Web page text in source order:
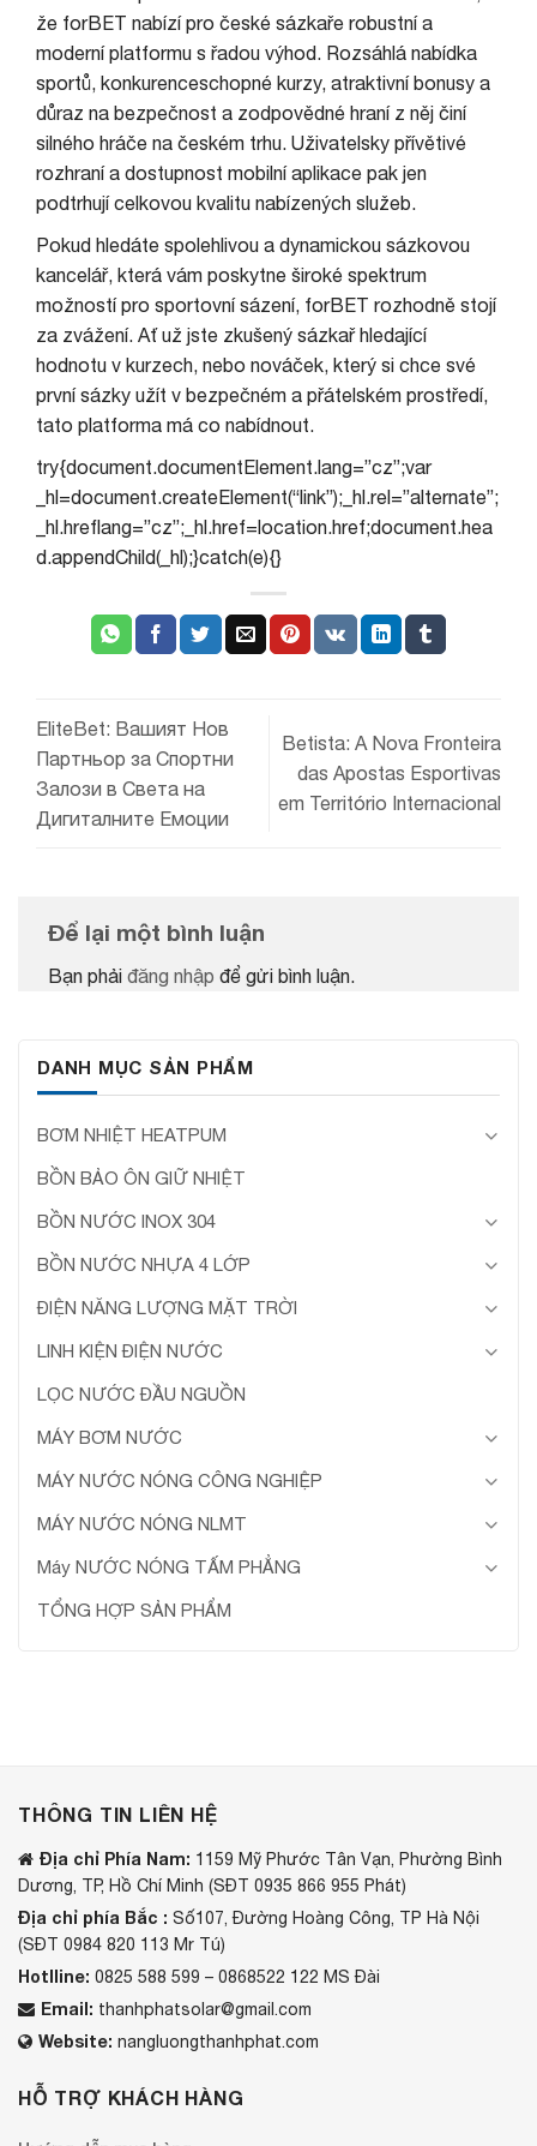
že forBET nabízí pro české sázkaře robustní a
moderní platformu s řadou výhod. Rozsáhlá nabídka
sportů, konkurenceschopné kurzy, atraktivní bonusy a
důraz na bezpečnost a zodpovědné hraní z něj činí
silného hráče na českém trhu. Uživatelsky přívětivé
rozhraní a dostupnost mobilní aplikace pak jen
podtrhují celkovou kvalitu nabízených služeb.
Pokud hledáte spolehlivou a dynamickou sázkovou
kancelář, která vám poskytne široké spektrum
možností pro sportovní sázení, forBET rozhodně stojí
za zvážení. Ať už jste zkušený sázkař hledající
hodnotu v kurzech, nebo nováček, který si chce své
první sázky užít v bezpečném a přátelském prostředí,
tato platforma má co nabídnout.
try{document.documentElement.lang=”cz”;var
_hl=document.createElement(“link”);_hl.rel=”alternate”;
_hl.hreflang=”cz”;_hl.href=location.href;document.hea
d.appendChild(_hl);}catch(e){}
EliteBet: Вашият Нов
Партньор за Спортни
Залози в Света на
Дигиталните Емоции
Betista: A Nova Fronteira
das Apostas Esportivas
em Território Internacional
Để lại một bình luận
Bạn phải đăng nhập để gửi bình luận.
DANH MỤC SẢN PHẨM
BƠM NHIỆT HEATPUM
BỒN BẢO ÔN GIỮ NHIỆT
BỒN NƯỚC INOX 304
BỒN NƯỚC NHỰA 4 LỚP
ĐIỆN NĂNG LƯỢNG MẶT TRỜI
LINH KIỆN ĐIỆN NƯỚC
LỌC NƯỚC ĐẦU NGUỒN
MÁY BƠM NƯỚC
MÁY NƯỚC NÓNG CÔNG NGHIỆP
MÁY NƯỚC NÓNG NLMT
Máy NƯỚC NÓNG TẤM PHẲNG
TỔNG HỢP SẢN PHẨM
THÔNG TIN LIÊN HỆ
Địa chỉ Phía Nam: 1159 Mỹ Phước Tân Vạn, Phường Bình
Dương, TP, Hồ Chí Minh (SĐT 0935 866 955 Phát)
Địa chỉ phía Bắc : Số107, Đường Hoàng Công, TP Hà Nội
(SĐT 0984 820 113 Mr Tú)
Hotlline: 0825 588 599 – 0868522 122 MS Đài
Email: thanhphatsolar@gmail.com
Website: nangluongthanhphat.com
HỖ TRỢ KHÁCH HÀNG